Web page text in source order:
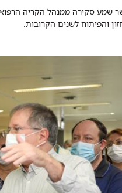
שמע סקירה ממנהל הקריה
והפיתוח לשנים הקרובות.